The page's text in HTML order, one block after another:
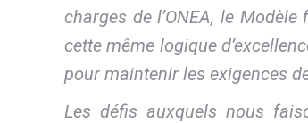
charges de l’ONEA, le
cette même logique
pour maintenir les exigences
Les défis auxquels nous